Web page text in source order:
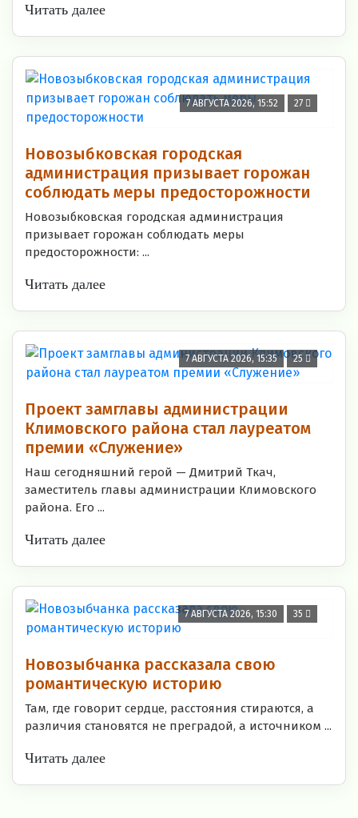
Читать далее
7 АВГУСТА 2026, 15:52 27
Новозыбковская городская
администрация призывает горожан
соблюдать меры предосторожности
Новозыбковская городская администрация
призывает горожан соблюдать меры
предосторожности: ...
Читать далее
7 АВГУСТА 2026, 15:35 25
Проект замглавы администрации
Климовского района стал лауреатом
премии «Служение»
Наш сегодняшний герой — Дмитрий Ткач,
заместитель главы администрации Климовского
района. Его ...
Читать далее
7 АВГУСТА 2026, 15:30 35
Новозыбчанка рассказала свою
романтическую историю
Там, где говорит сердце, расстояния стираются, а
различия становятся не преградой, а источником ...
Читать далее